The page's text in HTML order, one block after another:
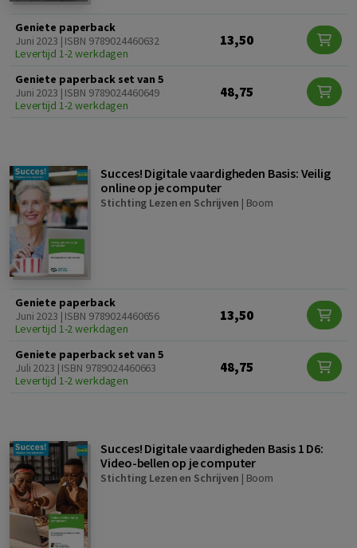
Geniete paperback
Juni 2023 | ISBN 9789024460632
Levertijd 1-2 werkdagen
13,50
Geniete paperback set van 5
Juni 2023 | ISBN 9789024460649
Levertijd 1-2 werkdagen
48,75
Succes! Digitale vaardigheden Basis: Veilig
online op je computer
Stichting Lezen en Schrijven | Boom
Geniete paperback
Juni 2023 | ISBN 9789024460656
Levertijd 1-2 werkdagen
13,50
Geniete paperback set van 5
Juli 2023 | ISBN 9789024460663
Levertijd 1-2 werkdagen
48,75
Succes! Digitale vaardigheden Basis 1 D6:
Video-bellen op je computer
Stichting Lezen en Schrijven | Boom